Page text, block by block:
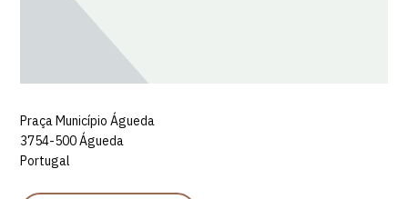
Praça Município Águeda
3754-500 Águeda
Portugal